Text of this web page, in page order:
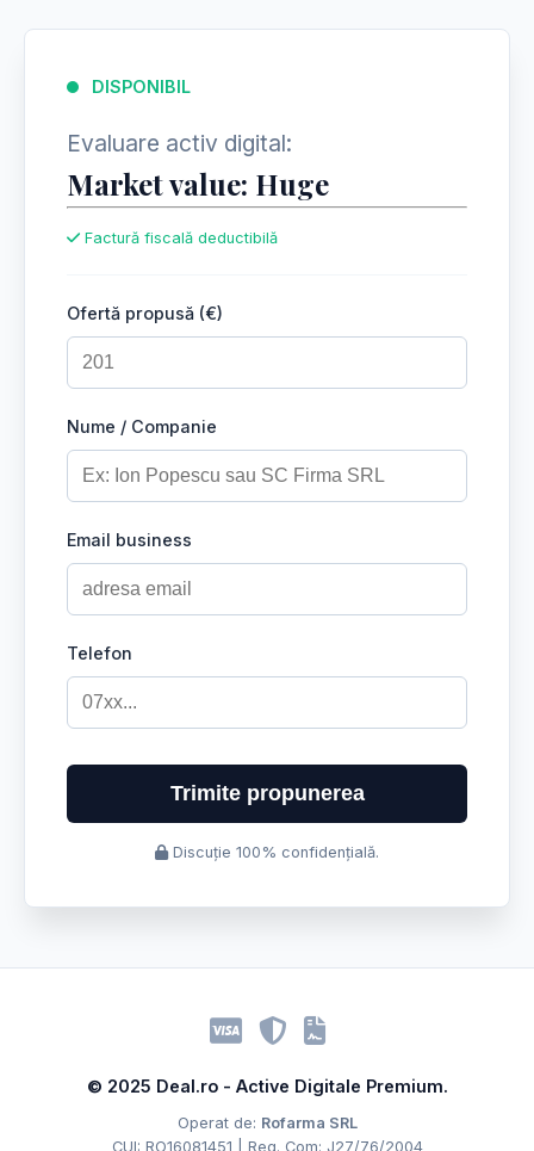
DISPONIBIL
Evaluare activ digital:
Market value: Huge
Factură fiscală deductibilă
Ofertă propusă (€)
Nume / Companie
Email business
Telefon
Trimite propunerea
Discuție 100% confidențială.
© 2025 Deal.ro - Active Digitale Premium.
Operat de: Rofarma SRL
CUI: RO16081451 | Reg. Com: J27/76/2004